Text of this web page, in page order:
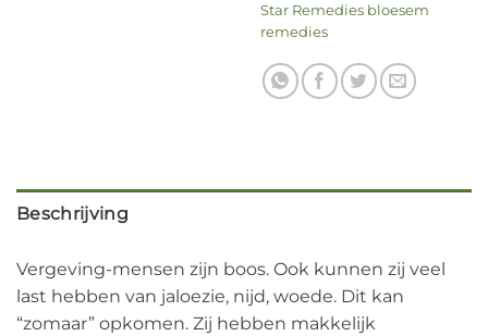
Star Remedies bloesem
remedies
Beschrijving
Vergeving-mensen zijn boos. Ook kunnen zij veel
last hebben van jaloezie, nijd, woede. Dit kan
“zomaar” opkomen. Zij hebben makkelijk